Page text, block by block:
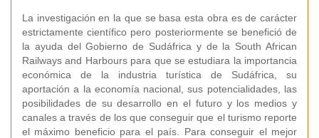
La investigación en la que se basa esta obra es de carácter
estrictamente científico pero posteriormente se benefició de
la ayuda del Gobierno de Sudáfrica y de la South African
Railways and Harbours para que se estudiara la importancia
económica de la industria turística de Sudáfrica, su
aportación a la economía nacional, sus potencialidades, las
posibilidades de su desarrollo en el futuro y los medios y
canales a través de los que conseguir que el turismo reporte
el máximo beneficio para el país. Para conseguir el mejor